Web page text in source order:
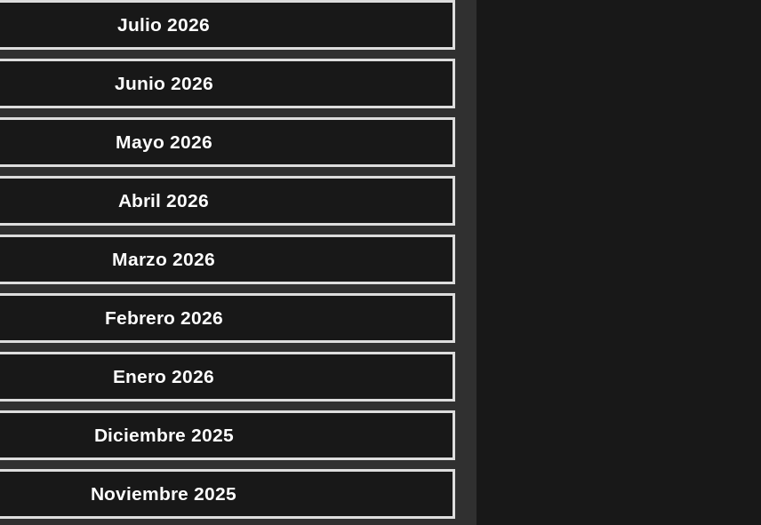
Julio 2026
Junio 2026
Mayo 2026
Abril 2026
Marzo 2026
Febrero 2026
Enero 2026
Diciembre 2025
Noviembre 2025